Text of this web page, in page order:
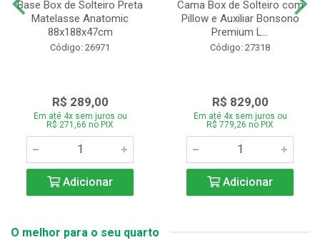
Base Box de Solteiro Preta
Matelasse Anatomic
88x188x47cm
Código: 26971
R$ 289,00
Em até 4x sem juros ou
R$ 271,66 no PIX
Adicionar
Cama Box de Solteiro com
Pillow e Auxiliar Bonsono
Premium L...
Código: 27318
R$ 829,00
Em até 4x sem juros ou
R$ 779,26 no PIX
Adicionar
O melhor para o seu quarto